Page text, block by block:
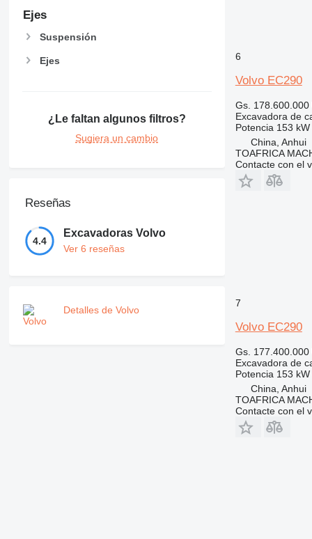
Ejes
Suspensión
Ejes
¿Le faltan algunos filtros?
Sugiera un cambio
Reseñas
4.4
Excavadoras Volvo
Ver 6 reseñas
Detalles de Volvo
6
Volvo EC290
Gs. 178.600.000
Excavadora de
Potencia 153
China, Anhui
TOAFRICA
Contacte con el
7
Volvo EC290
Gs. 177.400.000
Excavadora de
Potencia 153
China, Anhui
TOAFRICA
Contacte con el